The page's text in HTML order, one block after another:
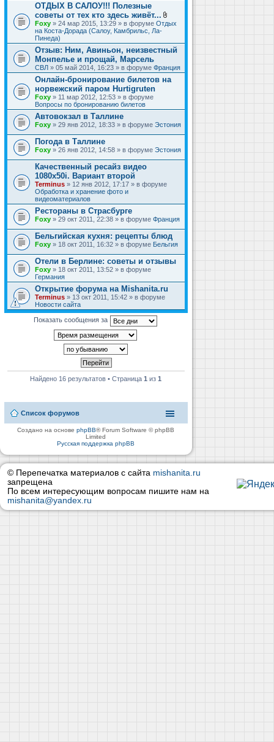
ОТДЫХ В САЛОУ!!! Полезные
советы от тех кто здесь живёт...
В
л
ж
е
и
я
Foxy » 24 мар 2015, 13:29 » в форуме Отдых
на Коста-Дорада (Салоу, Камбрильс, Ла-
Пинеда)
Отзыв: Ним, Авиньон, неизвестный
Монпелье и прощай, Марсель
СВЛ » 05 май 2014, 16:23 » в форуме Франция
Онлайн-бронирование билетов на
норвежский паром Hurtigruten
Foxy » 11 мар 2012, 12:53 » в форуме
Вопросы по бронированию билетов
Автовокзал в Таллине
Foxy » 29 янв 2012, 18:33 » в форуме Эстония
Погода в Таллине
Foxy » 26 янв 2012, 14:58 » в форуме Эстония
Качественный ресайз видео
1080x50i. Вариант второй
Terminus » 12 янв 2012, 17:17 » в форуме
Обработка и хранение фото и
видеоматериалов
Рестораны в Страсбурге
Foxy » 29 окт 2011, 22:38 » в форуме Франция
Бельгийская кухня: рецепты блюд
Foxy » 18 окт 2011, 16:32 » в форуме Бельгия
Отели в Берлине: советы и отзывы
Foxy » 18 окт 2011, 13:52 » в форуме
Германия
Открытие форума на Mishanita.ru
Terminus » 13 окт 2011, 15:42 » в форуме
Новости сайта
Показать сообщения за
Найдено 16 результатов • Страница1 из1
Список форумов
Создано на основеphpBB® Forum Software © phpBB
Limited
Русская поддержка phpBB
© Перепечатка материалов с сайта mishanita.ru
запрещена
По всем интересующим вопросам пишите нам на
mishanita@yandex.ru